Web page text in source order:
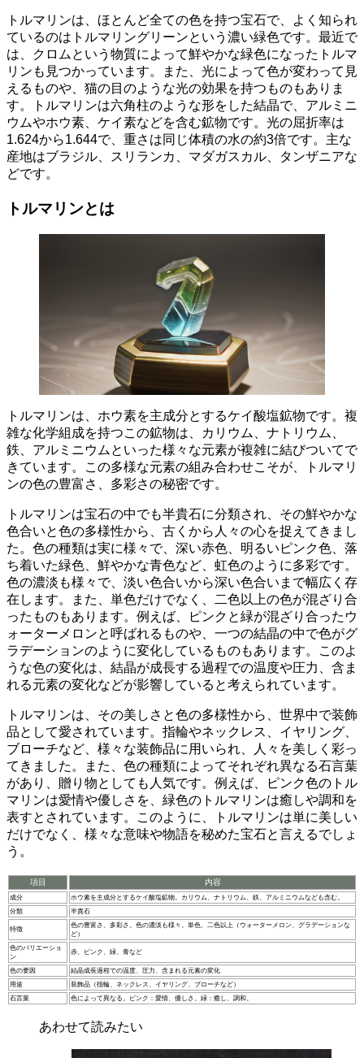
トルマリンは、ほとんど全ての色を持つ宝石で、よく知られ
ているのはトルマリングリーンという濃い緑色です。最近で
は、クロムという物質によって鮮やかな緑色になったトルマ
リンも見つかっています。また、光によって色が変わって見
えるものや、猫の目のような光の効果を持つものもありま
す。トルマリンは六角柱のような形をした結晶で、アルミニ
ウムやホウ素、ケイ素などを含む鉱物です。光の屈折率は
1.624から1.644で、重さは同じ体積の水の約3倍です。主な
産地はブラジル、スリランカ、マダガスカル、タンザニアな
どです。
トルマリンとは
トルマリンは、 ホウ素を主成分とするケイ酸塩鉱物です。複
雑な化学組成を持つこの鉱物は、カリウム、ナトリウム、
鉄、アルミニウムといった様々な元素が複雑に結びついてで
きています。この多様な元素の組み合わせこそが、トルマリ
ンの色の豊富さ、多彩さの秘密です。
トルマリンは宝石の中でも半貴石に分類され、その鮮やかな
色合いと色の多様性から、古くから人々の心を捉えてきまし
た。色の種類は実に様々で、深い赤色、明るいピンク色、落
ち着いた緑色、鮮やかな青色など、虹色のように多彩です。
色の濃淡も様々で、淡い色合いから深い色合いまで幅広く存
在します。また、単色だけでなく、二色以上の色が混ざり合
ったものもあります。例えば、ピンクと緑が混ざり合ったウ
ォーターメロンと呼ばれるものや、一つの結晶の中で色がグ
ラデーションのように変化しているものもあります。このよ
うな色の変化は、結晶が成長する過程での温度や圧力、含ま
れる元素の変化などが影響していると考えられています。
トルマリンは、その美しさと色の多様性から、世界中で装飾
品として愛されています。指輪やネックレス、イヤリング、
ブローチなど、様々な装飾品に用いられ、人々を美しく彩っ
てきました。また、色の種類によってそれぞれ異なる石言葉
があり、贈り物としても人気です。例えば、ピンク色のトル
マリンは愛情や優しさを、緑色のトルマリンは癒しや調和を
表すとされています。このように、トルマリンは単に美しい
だけでなく、様々な意味や物語を秘めた宝石と言えるでしょ
う。
項目 内容
成分
ホウ素を主成分とするケイ酸塩鉱物。カリウム、ナトリウム、鉄、アルミニウムなども含む。
分類
半貴石
特徴
色の豊富さ、多彩さ。色の濃淡も様々。単色、二色以上（ウォーターメロン、グラデーションな
ど）
色のバリエーショ
ン
赤、ピンク、緑、青など
色の要因
結晶成長過程での温度、圧力、含まれる元素の変化
用途
装飾品（指輪、ネックレス、イヤリング、ブローチなど）
石言葉
色によって異なる。ピンク：愛情、優しさ。緑：癒し、調和。
あわせて読みたい